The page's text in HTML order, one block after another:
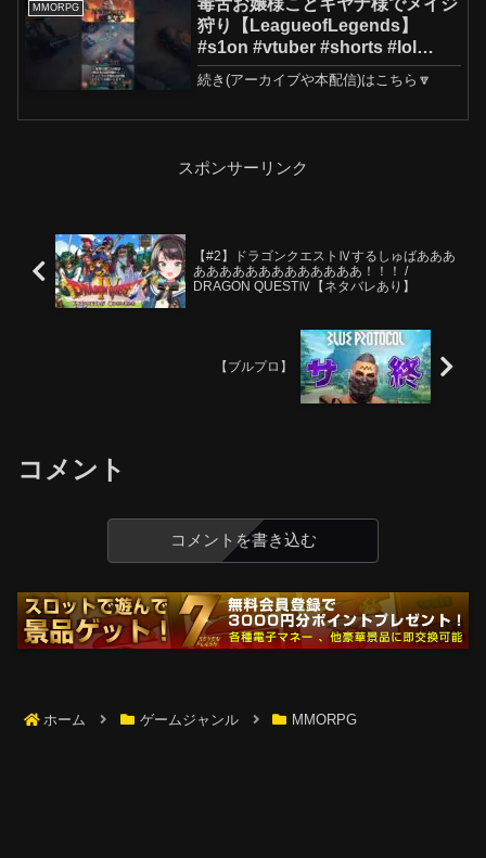
MMORPG
毒舌お嬢様ことキヤナ様でメイジ
狩り【LeagueofLegends】
#s1on #vtuber #shorts #lol
#leagueoflegends
続き(アーカイブや本配信)はこちら🔽
スポンサーリンク
【#2】ドラゴンクエストⅣするしゅばあああ
あああああああああああああ！！！ /
DRAGON QUESTⅣ【ネタバレあり】
【ブルプロ】
コメント
コメントを書き込む
ホーム ゲームジャンル MMORPG